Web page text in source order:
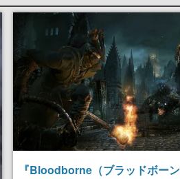
『Bloodborne（ブラッドボー